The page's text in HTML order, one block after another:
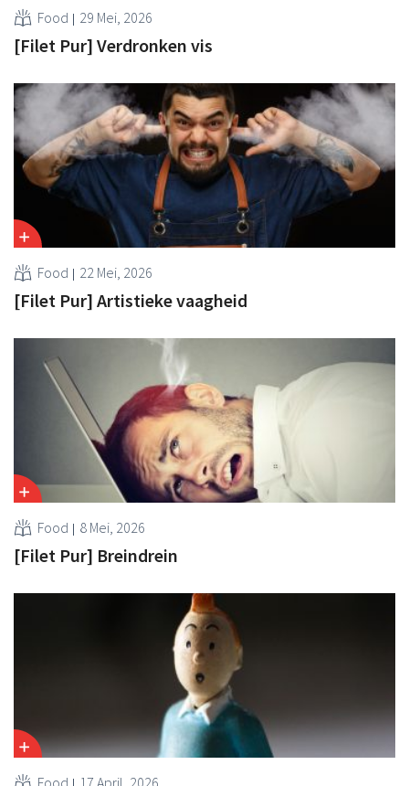
Food 29 Mei, 2026
[Filet Pur] Verdronken vis
Food 22 Mei, 2026
[Filet Pur] Artistieke vaagheid
Food 8 Mei, 2026
[Filet Pur] Breindrein
Food 17 April, 2026